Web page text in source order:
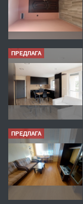
ПРЕДЛАГА
ПРЕДЛАГА